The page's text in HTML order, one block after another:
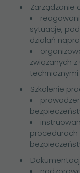
Zarządzanie
sytuacje,
działań
związanych
technicznymi.
Szkolenie
procedurach